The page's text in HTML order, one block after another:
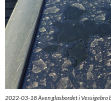
2022-03-18 Även glasbordet i Vessigebro